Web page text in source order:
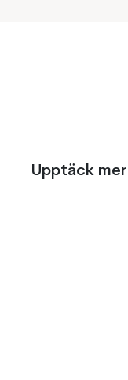
Upptäck mer